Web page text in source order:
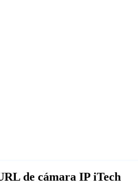
de cámara IP iTech